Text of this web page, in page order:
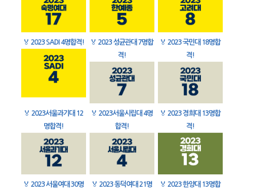
🏅 2023 SADI 4명합격! 🏅 2023 성균관대 7명합
격!
🏅 2023 국민대 18명합
격!
🏅 2023서울과기대 12
명합격!
🏅 2023서울시립대 4명
합격!
🏅 2023 경희대 13명합
격!
🏅 2023 서울여대 30명
🏅 2023 동덕여대 21명
🏅 2023 한양대 13명합